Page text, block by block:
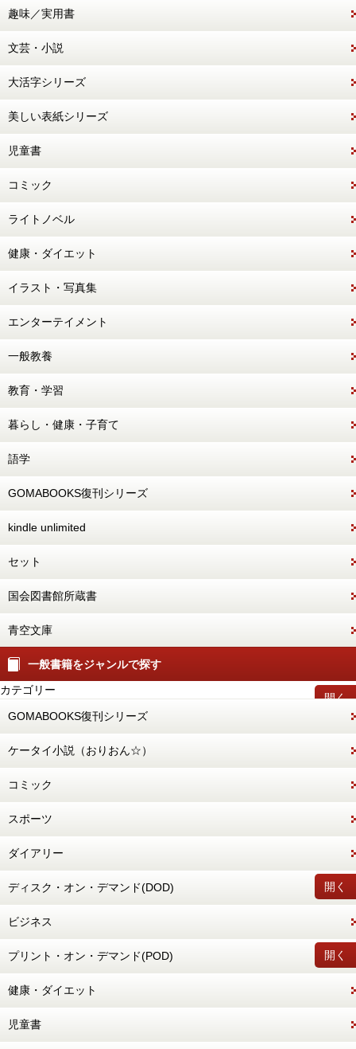
趣味／実用書
文芸・小説
大活字シリーズ
美しい表紙シリーズ
児童書
コミック
ライトノベル
健康・ダイエット
イラスト・写真集
エンターテイメント
一般教養
教育・学習
暮らし・健康・子育て
語学
GOMABOOKS復刊シリーズ
kindle unlimited
セット
国会図書館所蔵書
青空文庫
一般書籍をジャンルで探す
開く
カテゴリー
GOMABOOKS復刊シリーズ
ケータイ小説（おりおん☆）
コミック
スポーツ
ダイアリー
開く
ディスク・オン・デマンド(DOD)
ビジネス
開く
プリント・オン・デマンド(POD)
健康・ダイエット
児童書